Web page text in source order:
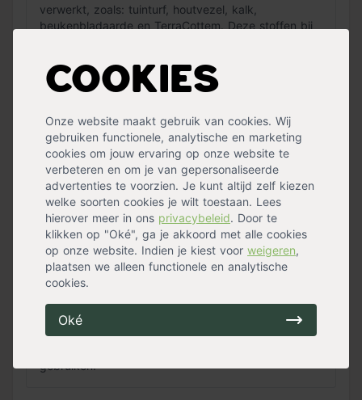
Cookies
Onze website maakt gebruik van cookies. Wij
gebruiken functionele, analytische en marketing
cookies om jouw ervaring op onze website te
verbeteren en om je van gepersonaliseerde
advertenties te voorzien. Je kunt altijd zelf kiezen
welke soorten cookies je wilt toestaan. Lees
hierover meer in ons privacybeleid. Door te
klikken op "Oké", ga je akkoord met alle cookies
op onze website. Indien je kiest voor weigeren,
plaatsen we alleen functionele en analytische
cookies.
Oké
verwerkt, zoals: tuinturf, houtvezel, kalk,
beukenbladaarde en TerraCottem. Deze stoffen bij
ook bodembacteriën. Die zorgen ervoor dat je
haagplanten snel aanslaan en dat de wortels zich
Hoeveel hagengrond heb ik nodig voor het
aanplanten van hagen?
Bij het aanplanten van hagen, raden wij aan
minimaal 1 zak van 30 liter per strekkende meter te
gebruiken. Meng de aanplantgrond met de al
bestaande grond, mits deze van neutrale kwaliteit
is.
Zit in de bestaande grond bouwgrond of
bijvoorbeeld geel zand verwerkt? Dan is het
gebruiken.